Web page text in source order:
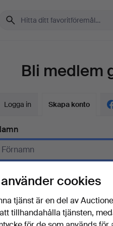
Bli medlem
Logga in Skapa konto
post cookies
tjänst är en del av
tillhandahålla tjänsten,